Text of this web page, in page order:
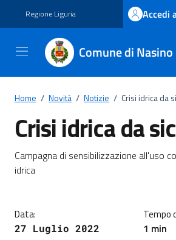
Regione Liguria Accedi
Comune di Nasino
Home / Novità / Notizie / Crisi idrica da
Crisi idrica da
Dettagli della
Campagna di sensibilizzazione all'uso
idrica
Data:
27 Luglio 2022
Tempo
1 min